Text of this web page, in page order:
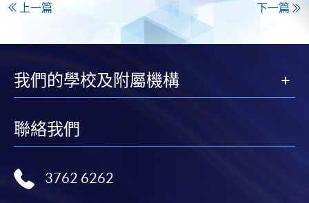
上一篇 下一篇
我們的學校及附屬機構
聯絡我們
3762 6262